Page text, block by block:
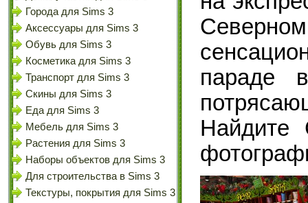
Города для Sims 3
Аксессуары для Sims 3
Обувь для Sims 3
Косметика для Sims 3
Транспорт для Sims 3
Скины для Sims 3
Еда для Sims 3
Мебель для Sims 3
Растения для Sims 3
Наборы объектов для Sims 3
Для строительства в Sims 3
Текстуры, покрытия для Sims 3
параде
Найдите